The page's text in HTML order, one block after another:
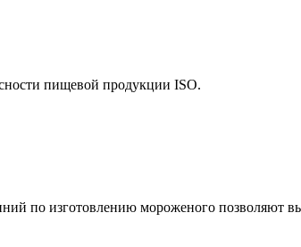
пищевой продукции ISO.
по изготовлению мороженого позволяют